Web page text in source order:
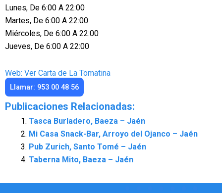
Lunes, De 6:00 A 22:00
Martes, De 6:00 A 22:00
Miércoles, De 6:00 A 22:00
Jueves, De 6:00 A 22:00
Web: Ver Carta de La Tomatina
Llamar: 953 00 48 56
Publicaciones Relacionadas:
Tasca Burladero, Baeza – Jaén
Mi Casa Snack-Bar, Arroyo del Ojanco – Jaén
Pub Zurich, Santo Tomé – Jaén
Taberna Mito, Baeza – Jaén